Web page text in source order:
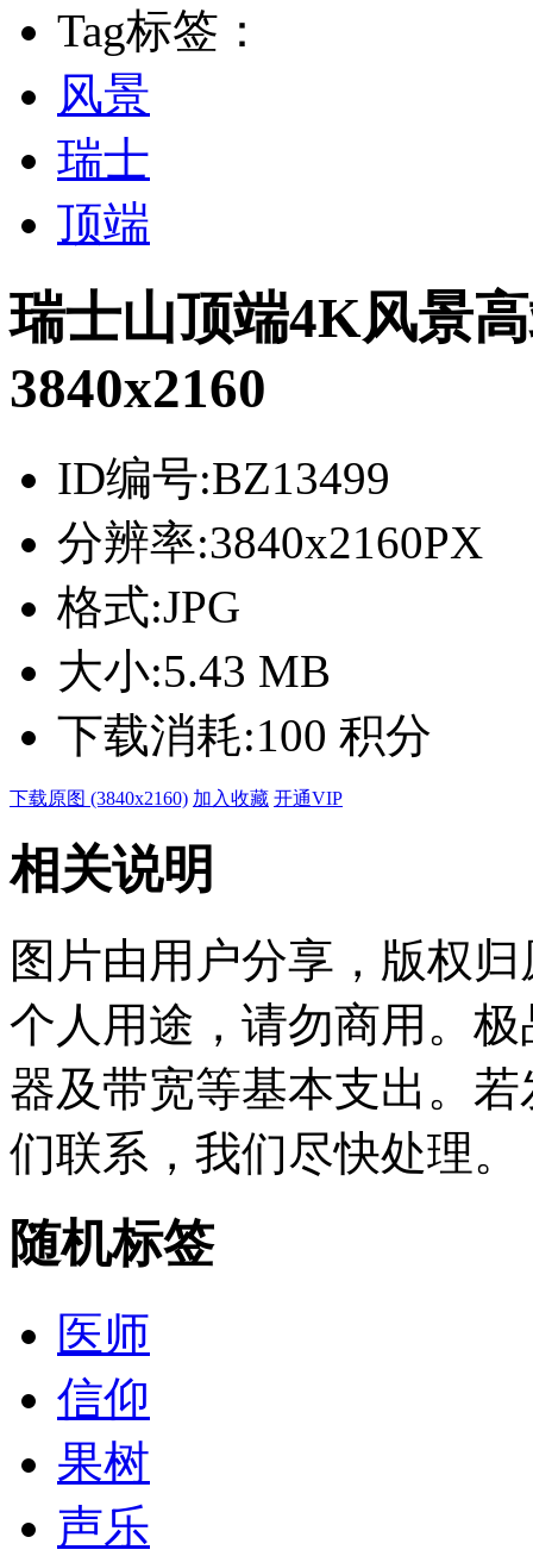
Tag标签：
风景
瑞士
顶端
瑞士山顶端4K风景
3840x2160
ID编号:BZ13499
分辨率:3840x2160PX
格式:JPG
大小:5.43 MB
下载消耗:100 积分
下载原图 (3840x2160) 加入收藏 开通VIP
相关说明
图片由用户分享，版权
个人用途，请勿商用。
器及带宽等基本支出。
们联系，我们尽快处理。
随机标签
医师
信仰
果树
声乐